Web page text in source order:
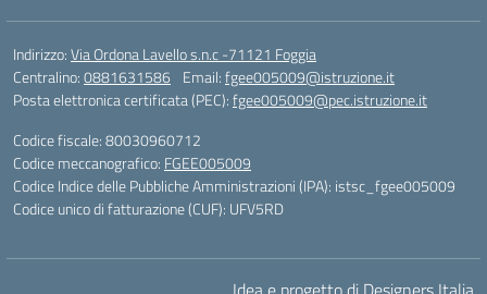
Indirizzo:Via Ordona Lavello s.n.c -71121 Foggia
Centralino:0881631586 Email:fgee005009@istruzione.it
Posta elettronica certificata (PEC):fgee005009@pec.istruzione.it
Codice fiscale: 80030960712
Codice meccanografico: FGEE005009
Codice Indice delle Pubbliche Amministrazioni (IPA): istsc_fgee005009
Codice unico di fatturazione (CUF): UFV5RD